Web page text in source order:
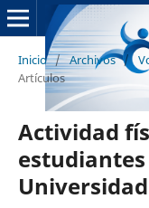
Inicio / Archivos /
Artículos
Actividad